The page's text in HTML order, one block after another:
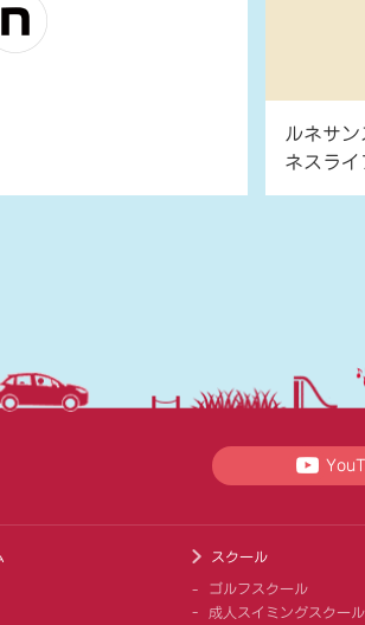
ルネサ
ネスライ
スクール
ゴルフスクール
成人スイミングスクール